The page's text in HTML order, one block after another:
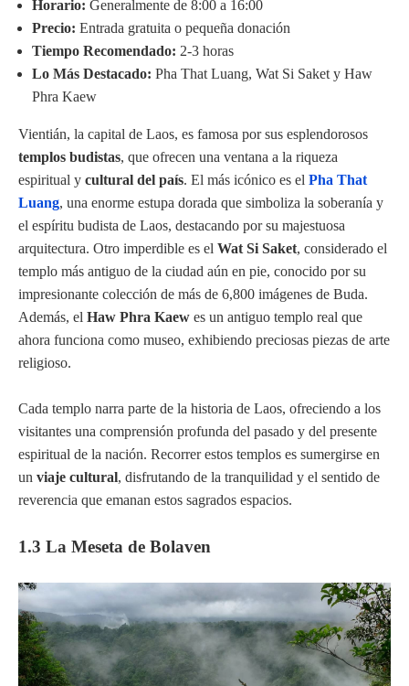
Horario: Generalmente de 8:00 a 16:00
Precio: Entrada gratuita o pequeña donación
Tiempo Recomendado: 2-3 horas
Lo Más Destacado: Pha That Luang, Wat Si Saket y Haw
Phra Kaew
Vientián, la capital de Laos, es famosa por sus esplendorosos
templos budistas, que ofrecen una ventana a la riqueza
espiritual y cultural del país. El más icónico es el Pha That
Luang, una enorme estupa dorada que simboliza la soberanía y
el espíritu budista de Laos, destacando por su majestuosa
arquitectura. Otro imperdible es el Wat Si Saket, considerado el
templo más antiguo de la ciudad aún en pie, conocido por su
impresionante colección de más de 6,800 imágenes de Buda.
Además, el Haw Phra Kaew es un antiguo templo real que
ahora funciona como museo, exhibiendo preciosas piezas de arte
religioso.
Cada templo narra parte de la historia de Laos, ofreciendo a los
visitantes una comprensión profunda del pasado y del presente
espiritual de la nación. Recorrer estos templos es sumergirse en
un viaje cultural, disfrutando de la tranquilidad y el sentido de
reverencia que emanan estos sagrados espacios.
1.3 La Meseta de Bolaven